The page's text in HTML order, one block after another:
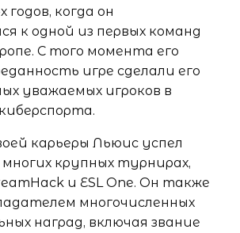
годов, когда он
к одной из первых команд
С того момента его
игре сделали его
уважаемых игроков в
карьеры Льюис успел
крупных турнирах,
и ESL One. Он также
многочисленных
наград, включая звание